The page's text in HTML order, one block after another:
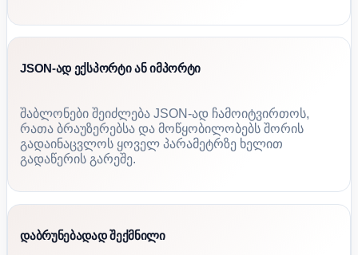
JSON-ად ექსპორტი ან იმპორტი
შაბლონები შეიძლება JSON-ად ჩამოიტვირთოს,
რათა ბრაუზერებსა და მოწყობილობებს შორის
გადაინაცვლოს ყოველ პარამეტრზე ხელით
გადაწერის გარეშე.
დაბრუნებადად შექმნილი